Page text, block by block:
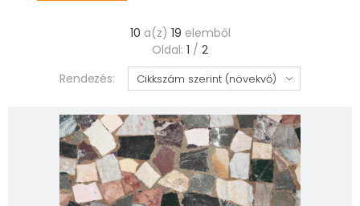
10 a(z) 19 elemből
Oldal: 1 / 2
Rendezés: